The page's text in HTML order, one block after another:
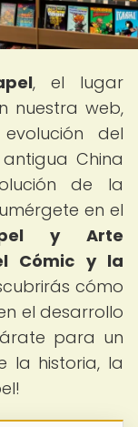
, el lugar
nuestra web,
del
China
de la
en el
y Arte
Cómic y la
cómo
el desarrollo
para un
la historia, la